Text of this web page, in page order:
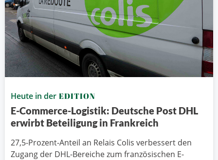
Heute in der EDITION
E-Commerce-Logistik: Deutsche Post DHL
erwirbt Beteiligung in Frankreich
27,5-Prozent-Anteil an Relais Colis verbessert den
Zugang der DHL-Bereiche zum französischen E-